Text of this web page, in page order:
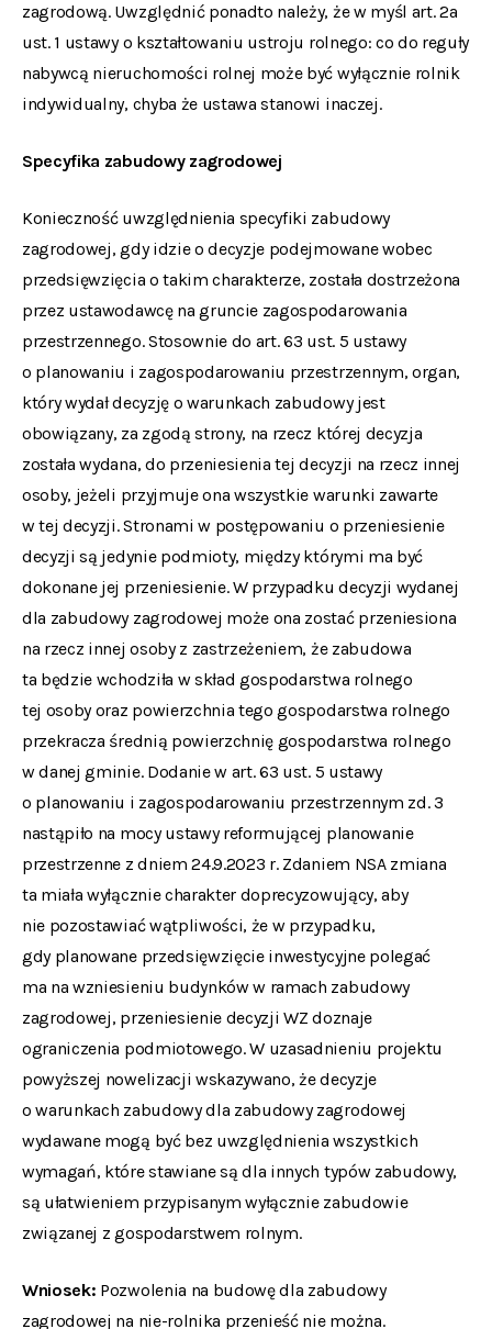
zagrodową. Uwzględnić ponadto należy, że w myśl art. 2a
ust. 1 ustawy o kształtowaniu ustroju rolnego: co do reguły
nabywcą nieruchomości rolnej może być wyłącznie rolnik
indywidualny, chyba że ustawa stanowi inaczej.
Specyfika zabudowy zagrodowej
Konieczność uwzględnienia specyfiki zabudowy
zagrodowej, gdy idzie o decyzje podejmowane wobec
przedsięwzięcia o takim charakterze, została dostrzeżona
przez ustawodawcę na gruncie zagospodarowania
przestrzennego. Stosownie do art. 63 ust. 5 ustawy
o planowaniu i zagospodarowaniu przestrzennym, organ,
który wydał decyzję o warunkach zabudowy jest
obowiązany, za zgodą strony, na rzecz której decyzja
została wydana, do przeniesienia tej decyzji na rzecz innej
osoby, jeżeli przyjmuje ona wszystkie warunki zawarte
w tej decyzji. Stronami w postępowaniu o przeniesienie
decyzji są jedynie podmioty, między którymi ma być
dokonane jej przeniesienie. W przypadku decyzji wydanej
dla zabudowy zagrodowej może ona zostać przeniesiona
na rzecz innej osoby z zastrzeżeniem, że zabudowa
ta będzie wchodziła w skład gospodarstwa rolnego
tej osoby oraz powierzchnia tego gospodarstwa rolnego
przekracza średnią powierzchnię gospodarstwa rolnego
w danej gminie. Dodanie w art. 63 ust. 5 ustawy
o planowaniu i zagospodarowaniu przestrzennym zd. 3
nastąpiło na mocy ustawy reformującej planowanie
przestrzenne z dniem 24.9.2023 r. Zdaniem NSA zmiana
ta miała wyłącznie charakter doprecyzowujący, aby
nie pozostawiać wątpliwości, że w przypadku,
gdy planowane przedsięwzięcie inwestycyjne polegać
ma na wzniesieniu budynków w ramach zabudowy
zagrodowej, przeniesienie decyzji WZ doznaje
ograniczenia podmiotowego. W uzasadnieniu projektu
powyższej nowelizacji wskazywano, że decyzje
o warunkach zabudowy dla zabudowy zagrodowej
wydawane mogą być bez uwzględnienia wszystkich
wymagań, które stawiane są dla innych typów zabudowy,
są ułatwieniem przypisanym wyłącznie zabudowie
związanej z gospodarstwem rolnym.
Wniosek: Pozwolenia na budowę dla zabudowy
zagrodowej na nie-rolnika przenieść nie można.